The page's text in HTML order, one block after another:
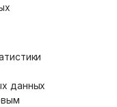
данных